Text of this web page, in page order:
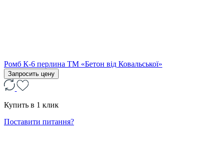
Ромб К-6 перлина ТМ «Бетон від Ковальської»
Запросить цену
Купить в 1 клик
Поставити питання?